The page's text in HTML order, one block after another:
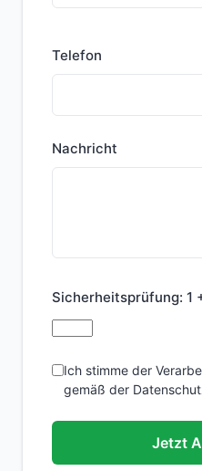
Telefon
Nachricht
Sicherheitsprüfung: 1
Ich stimme der
gemäß der
Jetzt